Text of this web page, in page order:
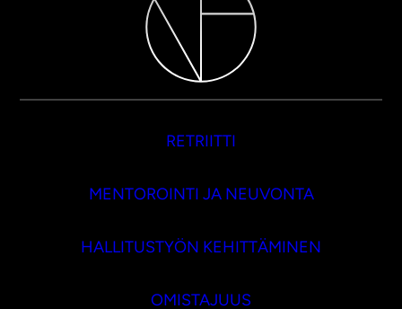
RETRIITTI
MENTOROINTI JA NEUVONTA
HALLITUSTYÖN KEHITTÄMINEN
OMISTAJUUS